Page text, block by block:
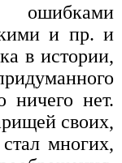
и пр. и
в истории,
ничего нет.
своих,
многих,